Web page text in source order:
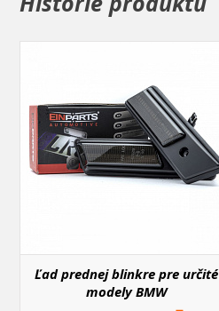
Ľad prednej blinkre pre určité
modely BMW